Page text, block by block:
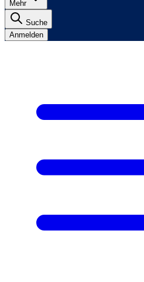
Mehr
Suche
Anmelden